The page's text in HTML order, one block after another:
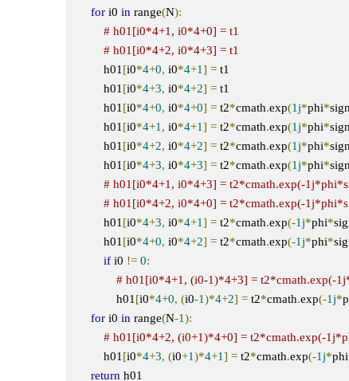
for i0 in range(N):
# h01[i0*4+1, i0*4+0] = t1
# h01[i0*4+2, i0*4+3] = t1
        h01
[i0*4+0, i0*4+1] = t1
        h01
[i0*4+3, i0*4+2] = t1
        h01
[i0*4+0, i0*4+0] = t2*cmath.exp(1j*phi*
        h01
[i0*4+1 , i0*4+1] = t2*cmath.exp(1j*phi*
        h01
[i0*4+2, i0*4+2] = t2*cmath.exp(1j*phi*
        h01
[i0*4+3, i0*4+3] = t2*cmath.exp(1j*phi*
# h01[i0*4+1, i0*4+3] = t2*cmath.exp(-
# h01[i0*4+2, i0*4+0] = t2*cmath.exp(-
        h01
[i0*4+3, i0*4+1] = t2*cmath.exp(-1j*phi*
        h01
[i0*4+0, i0*4+2] = t2*cmath.exp(-1j*phi*
if i0 != 0:
# h01[i0*4+1, (i0-1)*4+3] = t2*cmath.exp(-
            h01
[i0*4+0, (i0-1)*4+2] = t2*cmath.exp(-1j*
for i0 in range(N-1):
# h01[i0*4+2, (i0+1)*4+0] = t2*cmath.exp(-
        h01
[i0*4+3, (i0+1)*4+1] = t2*cmath.exp(-1j*phi
return h01